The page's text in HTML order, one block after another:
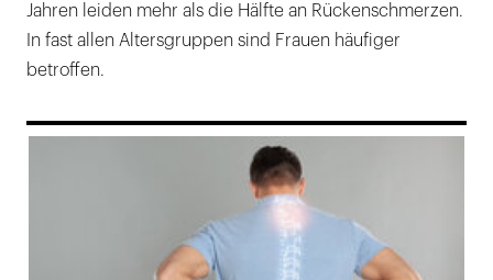
Jahren leiden mehr als die Hälfte an Rückenschmerzen.
In fast allen Altersgruppen sind Frauen häufiger
betroffen.